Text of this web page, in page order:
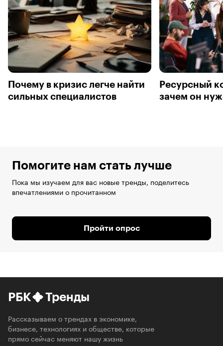
Почему в кризис легче найти
сильных специалистов
Ресурсный
зачем он
Помогите нам стать лучше
Пока мы изучаем для вас новые тренды, поделитесь
впечатлениями о прочитанном
Пройти опрос
РБК Тренды
Рассказываем о трендах в экономике,
бизнесе, технологиях и обществе, которые
прямо сейчас меняют нашу жизнь